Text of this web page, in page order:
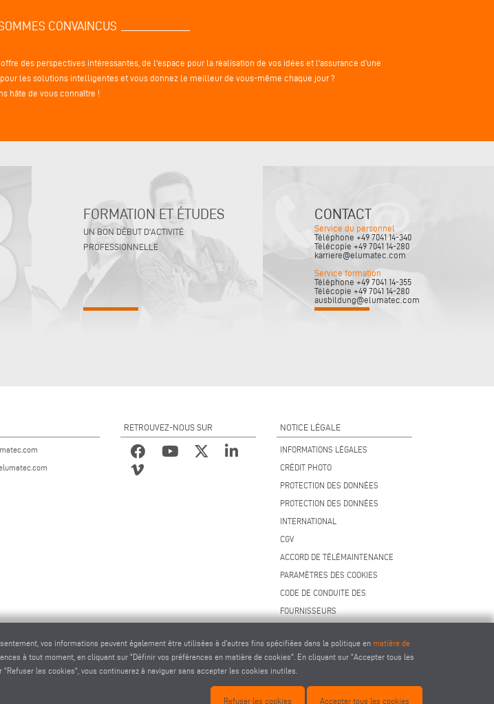
CONVAINCUS
des perspectives intéressantes, de l'espace pour la réalisation de vos idées et l'assurance d'une
les solutions intelligentes et vous donnez le meilleur de vous-même chaque jour ?
hâte de vous connaître !
FORMATION ET ÉTUDES
UN BON DÉBUT D'ACTIVITÉ
PROFESSIONNELLE
CONTACT
Service du personnel
Téléphone +49 7041 14-340
Télécopie +49 7041 14-280
karriere@elumatec.com
Service formation
Téléphone +49 7041 14-355
Télécopie +49 7041 14-280
ausbildung@elumatec.com
RETROUVEZ-NOUS SUR NOTICE LÉGALE
INFORMATIONS LÉGALES
CRÉDIT PHOTO
PROTECTION DES DONNÉES
PROTECTION DES DONNÉES
INTERNATIONAL
CGV
ACCORD DE TÉLÉMAINTENANCE
PARAMÈTRES DES COOKIES
CODE DE CONDUITE DES
FOURNISSEURS
vos informations peuvent également être utilisées à d'autres fins spécifiées dans la politique en matière de
à tout moment, en cliquant sur "Définir vos préférences en matière de cookies". En cliquant sur "Accepter tous les
les cookies", vous continuerez à naviguer sans accepter les cookies inutiles.
Refuser les cookies Accepter tous les cookies